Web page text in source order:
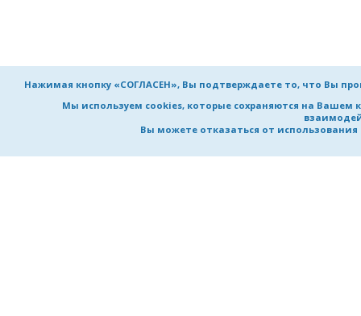
Нажимая кнопку «СОГЛАСЕН», Вы подтверждаете то, что Вы
Мы используем cookies, которые сохраняются на Вашем
Вы можете отказаться от использования